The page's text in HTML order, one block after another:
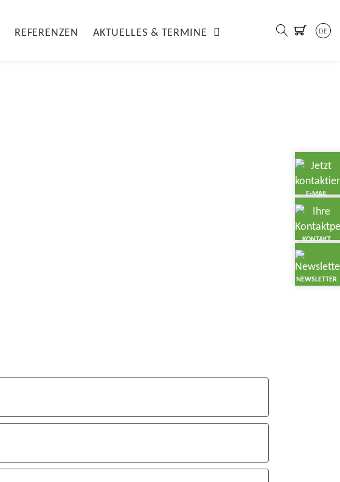
REFERENZEN AKTUELLES & TERMINE DE
E-MAIL
KONTAKT
NEWSLETTER